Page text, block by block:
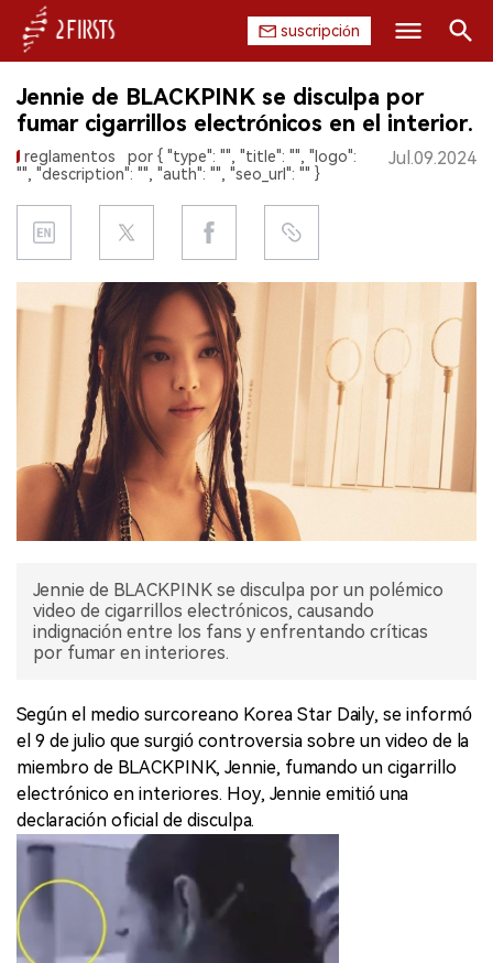
suscripción
INICIO
EMPRESA
PRODUCTO
DATOS
EXPOSICIÓN
ENTREVISTA
Buscar
Jennie de BLACKPINK se disculpa por
fumar cigarrillos electrónicos en el interior.
reglamentos
por { "type": "", "title": "", "logo":
"", "description": "", "auth": "", "seo_url": "" }
Jul.09.2024
Jennie de BLACKPINK se disculpa por un polémico
video de cigarrillos electrónicos, causando
indignación entre los fans y enfrentando críticas
por fumar en interiores.
Según el medio surcoreano Korea Star Daily, se informó
el 9 de julio que surgió controversia sobre un video de la
miembro de BLACKPINK, Jennie, fumando un cigarrillo
electrónico en interiores. Hoy, Jennie emitió una
declaración oficial de disculpa.